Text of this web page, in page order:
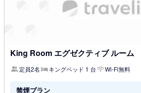
King Room エグゼクティブ ルーム
定員2名 キングベッド 1 台 Wi-Fi無料
禁煙プラン